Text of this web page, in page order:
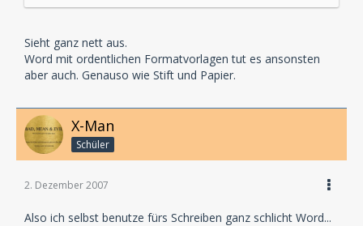
Sieht ganz nett aus.
Word mit ordentlichen Formatvorlagen tut es ansonsten
aber auch. Genauso wie Stift und Papier.
X-Man
Schüler
2. Dezember 2007
Also ich selbst benutze fürs Schreiben ganz schlicht Word...